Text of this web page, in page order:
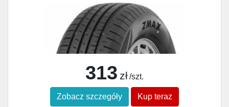
313 zł /szt.
Zobacz szczegóły Kup teraz